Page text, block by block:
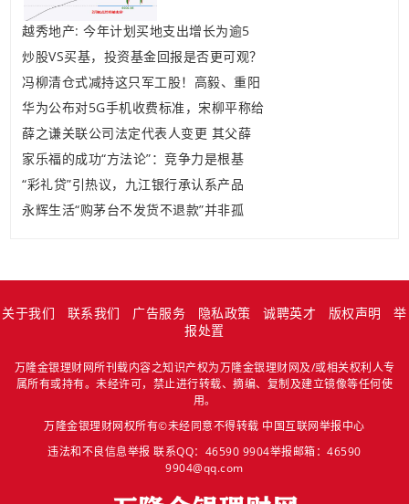
越秀地产: 今年计划买地支出增长为逾5
炒股VS买基，投资基金回报是否更可观？
冯柳清仓式减持这只军工股！高毅、重阳
华为公布对5G手机收费标准，宋柳平称给
薛之谦关联公司法定代表人变更 其父薛
家乐福的成功“方法论”：竞争力是根基
“彩礼贷”引热议，九江银行承认系产品
永辉生活“购茅台不发货不退款”并非孤
关于我们 联系我们 广告服务 隐私政策 诚聘英才 版权声明
举
报处置
万隆金银理财网所刊载内容之知识产权为万隆金银理财网及/或相关权利人专
属所有或持有。未经许可，禁止进行转载、摘编、复制及建立镜像等任何使
用。
万隆金银理财网权所有©未经同意不得转载 中国互联网举报中心
违法和不良信息举报 联系QQ：46590 9904举报邮箱：46590
9904@qq.com